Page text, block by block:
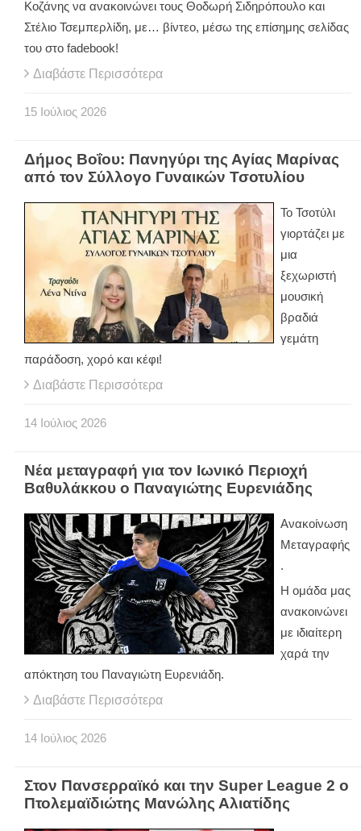
Κοζάνης να ανακοινώνει τους Θοδωρή Σιδηρόπουλο και
Στέλιο Τσεμπερλίδη, με… βίντεο, μέσω της επίσημης σελίδας
του στο fadebook!
Διαβάστε Περισσότερα
15 Ιούλιος 2026
Δήμος Βοΐου: Πανηγύρι της Αγίας Μαρίνας
από τον Σύλλογο Γυναικών Τσοτυλίου
Το Τσοτύλι
γιορτάζει με
μια
ξεχωριστή
μουσική
βραδιά
γεμάτη
παράδοση, χορό και κέφι!
Διαβάστε Περισσότερα
14 Ιούλιος 2026
Νέα μεταγραφή για τον Ιωνικό Περιοχή
Βαθυλάκκου ο Παναγιώτης Ευρενιάδης
Ανακοίνωση
Μεταγραφής
.
Η ομάδα μας
ανακοινώνει
με ιδιαίτερη
χαρά την
απόκτηση του Παναγιώτη Ευρενιάδη.
Διαβάστε Περισσότερα
14 Ιούλιος 2026
Στον Πανσερραϊκό και την Super League 2 ο
Πτολεμαϊδιώτης Μανώλης Αλιατίδης